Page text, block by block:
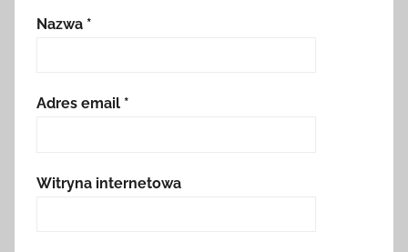
Nazwa *
Adres email *
Witryna internetowa